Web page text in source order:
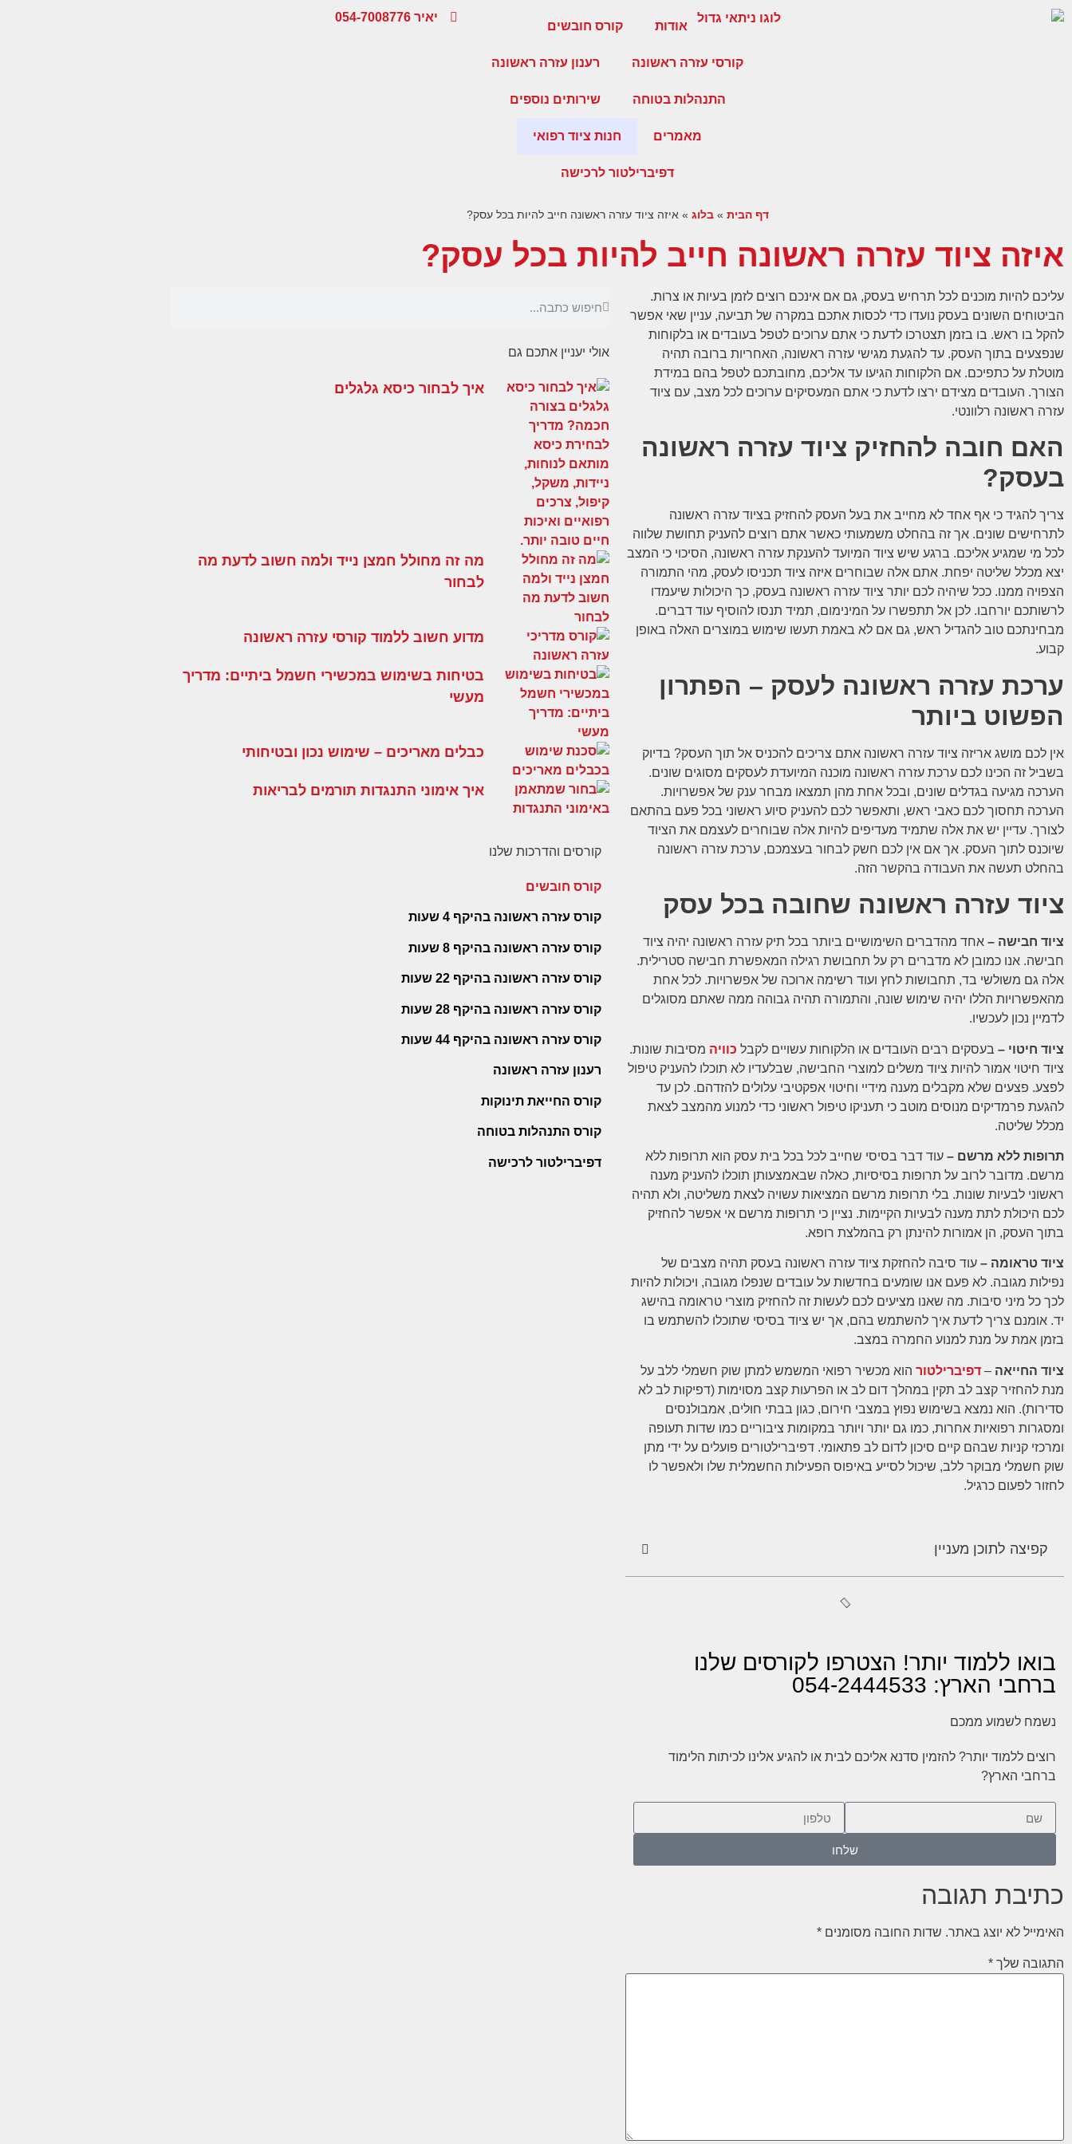
אודות קורס חובשים
קורסי עזרה ראשונה רענון עזרה ראשונה
התנהלות בטוחה שירותים נוספים
מאמרים חנות ציוד רפואי
דפיברילטור לרכישה
יאיר 054-7008776
דף הבית »בלוג »איזה ציוד עזרה ראשונה חייב להיות בכל עסק?
איזה ציוד עזרה ראשונה חייב להיות בכל עסק?
עליכם להיות מוכנים לכל תרחיש בעסק, גם אם אינכם רוצים לזמן בעיות או צרות.
הביטוחים השונים בעסק נועדו כדי לכסות אתכם במקרה של תביעה, עניין שאי אפשר
להקל בו ראש. בו בזמן תצטרכו לדעת כי אתם ערוכים לטפל בעובדים או בלקוחות
שנפצעים בתוך העסק. עד להגעת מגישי עזרה ראשונה, האחריות ברובה תהיה
מוטלת על כתפיכם. אם הלקוחות הגיעו עד אליכם, מחובתכם לטפל בהם במידת
הצורך. העובדים מצידם ירצו לדעת כי אתם המעסיקים ערוכים לכל מצב, עם ציוד
עזרה ראשונה רלוונטי.
האם חובה להחזיק ציוד עזרה ראשונה
בעסק?
צריך להגיד כי אף אחד לא מחייב את בעל העסק להחזיק בציוד עזרה ראשונה
לתרחישים שונים. אך זה בהחלט משמעותי כאשר אתם רוצים להעניק תחושת שלווה
לכל מי שמגיע אליכם. ברגע שיש ציוד המיועד להענקת עזרה ראשונה, הסיכוי כי המצב
יצא מכלל שליטה יפחת. אתם אלה שבוחרים איזה ציוד תכניסו לעסק, מהי התמורה
הצפויה ממנו. ככל שיהיה לכם יותר ציוד עזרה ראשונה בעסק, כך היכולות שיעמדו
לרשותכם יורחבו. לכן אל תתפשרו על המינימום, תמיד תנסו להוסיף עוד דברים.
מבחינתכם טוב להגדיל ראש, גם אם לא באמת תעשו שימוש במוצרים האלה באופן
קבוע.
ערכת עזרה ראשונה לעסק – הפתרון
הפשוט ביותר
אין לכם מושג אריזה ציוד עזרה ראשונה אתם צריכים להכניס אל תוך העסק? בדיוק
בשביל זה הכינו לכם ערכת עזרה ראשונה מוכנה המיועדת לעסקים מסוגים שונים.
הערכה מגיעה בגדלים שונים, ובכל אחת מהן תמצאו מבחר ענק של אפשרויות.
הערכה תחסוך לכם כאבי ראש, ותאפשר לכם להעניק סיוע ראשוני בכל פעם בהתאם
לצורך. עדיין יש את אלה שתמיד מעדיפים להיות אלה שבוחרים לעצמם את הציוד
שיוכנס לתוך העסק. אך אם אין לכם חשק לבחור בעצמכם, ערכת עזרה ראשונה
בהחלט תעשה את העבודה בהקשר הזה.
ציוד עזרה ראשונה שחובה בכל עסק
ציוד חבישה – אחד מהדברים השימושיים ביותר בכל תיק עזרה ראשונה יהיה ציוד
חבישה. אנו כמובן לא מדברים רק על תחבושת רגילה המאפשרת חבישה סטרילית.
אלה גם משולשי בד, תחבושות לחץ ועוד רשימה ארוכה של אפשרויות. לכל אחת
מהאפשרויות הללו יהיה שימוש שונה, והתמורה תהיה גבוהה ממה שאתם מסוגלים
לדמיין נכון לעכשיו.
ציוד חיטוי – בעסקים רבים העובדים או הלקוחות עשויים לקבל כוויה מסיבות שונות.
ציוד חיטוי אמור להיות ציוד משלים למוצרי החבישה, שבלעדיו לא תוכלו להעניק טיפול
לפצע. פצעים שלא מקבלים מענה מידיי וחיטוי אפקטיבי עלולים להזדהם. לכן עד
להגעת פרמדיקים מנוסים מוטב כי תעניקו טיפול ראשוני כדי למנוע מהמצב לצאת
מכלל שליטה.
תרופות ללא מרשם – עוד דבר בסיסי שחייב לכל בכל בית עסק הוא תרופות ללא
מרשם. מדובר לרוב על תרופות בסיסיות, כאלה שבאמצעותן תוכלו להעניק מענה
ראשוני לבעיות שונות. בלי תרופות מרשם המציאות עשויה לצאת משליטה, ולא תהיה
לכם היכולת לתת מענה לבעיות הקיימות. נציין כי תרופות מרשם אי אפשר להחזיק
בתוך העסק, הן אמורות להינתן רק בהמלצת רופא.
ציוד טראומה – עוד סיבה להחזקת ציוד עזרה ראשונה בעסק תהיה מצבים של
נפילות מגובה. לא פעם אנו שומעים בחדשות על עובדים שנפלו מגובה, ויכולות להיות
לכך כל מיני סיבות. מה שאנו מציעים לכם לעשות זה להחזיק מוצרי טראומה בהישג
יד. אומנם צריך לדעת איך להשתמש בהם, אך יש ציוד בסיסי שתוכלו להשתמש בו
בזמן אמת על מנת למנוע החמרה במצב.
ציוד החייאה – דפיברילטור הוא מכשיר רפואי המשמש למתן שוק חשמלי ללב על
מנת להחזיר קצב לב תקין במהלך דום לב או הפרעות קצב מסוימות (דפיקות לב לא
סדירות). הוא נמצא בשימוש נפוץ במצבי חירום, כגון בבתי חולים, אמבולנסים
ומסגרות רפואיות אחרות, כמו גם יותר ויותר במקומות ציבוריים כמו שדות תעופה
ומרכזי קניות שבהם קיים סיכון לדום לב פתאומי. דפיברילטורים פועלים על ידי מתן
שוק חשמלי מבוקר ללב, שיכול לסייע באיפוס הפעילות החשמלית שלו ולאפשר לו
לחזור לפעום כרגיל.
קפיצה לתוכן מעניין
בואו ללמוד יותר! הצטרפו לקורסים שלנו
ברחבי הארץ: 054-2444533
נשמח לשמוע ממכם
רוצים ללמוד יותר? להזמין סדנא אליכם לבית או להגיע אלינו לכיתות הלימוד
ברחבי הארץ?
שלחו
כתיבת תגובה
האימייל לא יוצג באתר. שדות החובה מסומנים *
התגובה שלך *
אולי יעניין אתכם גם
איך לבחור כיסא גלגלים
מה זה מחולל חמצן נייד ולמה חשוב לדעת מה
לבחור
מדוע חשוב ללמוד קורסי עזרה ראשונה
בטיחות בשימוש במכשירי חשמל ביתיים: מדריך
מעשי
כבלים מאריכים – שימוש נכון ובטיחותי
איך אימוני התנגדות תורמים לבריאות
קורסים והדרכות שלנו
קורס חובשים
קורס עזרה ראשונה בהיקף 4 שעות
קורס עזרה ראשונה בהיקף 8 שעות
קורס עזרה ראשונה בהיקף 22 שעות
קורס עזרה ראשונה בהיקף 28 שעות
קורס עזרה ראשונה בהיקף 44 שעות
רענון עזרה ראשונה
קורס החייאת תינוקות
קורס התנהלות בטוחה
דפיברילטור לרכישה